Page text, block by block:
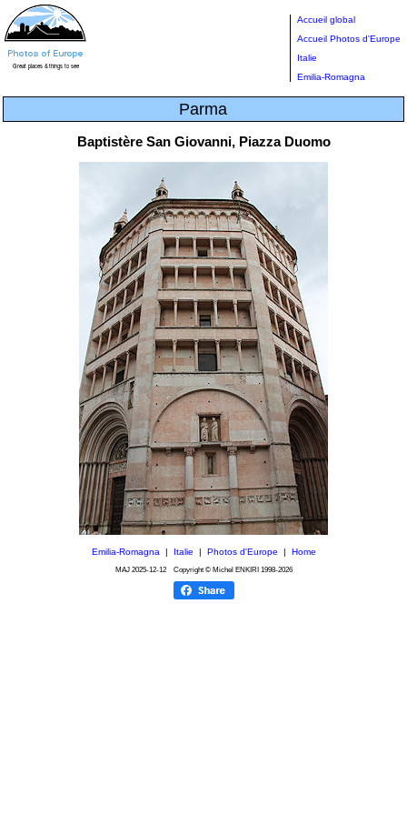
Accueil global
Accueil Photos d'Europe
Italie
Emilia-Romagna
Parma
Baptistère San Giovanni, Piazza Duomo
Emilia-Romagna| Italie Photos d'Europe Home
MAJ 2025-12-12Copyright © Michel ENKIRI 1998-2026